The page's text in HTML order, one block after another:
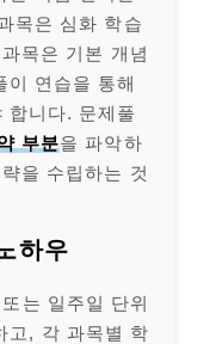
목은 심화 학습
목은 기본 개념
이 연습을 통해
합니다. 문제풀
부분을 파악하
을 수립하는 것
하우
는 일주일 단위
고, 각 과목별 학